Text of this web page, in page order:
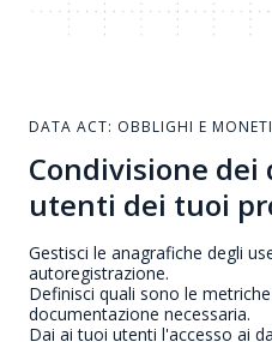
DATA ACT: OBBLIGHI E
Condivisione dei
utenti dei tuoi
Gestisci le anagrafiche degli
autoregistrazione.
Definisci quali sono le
documentazione necessaria.
Dai ai tuoi utenti l'accesso ai